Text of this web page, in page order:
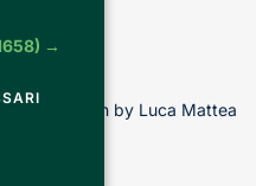
- Design by Luca Mattea
→